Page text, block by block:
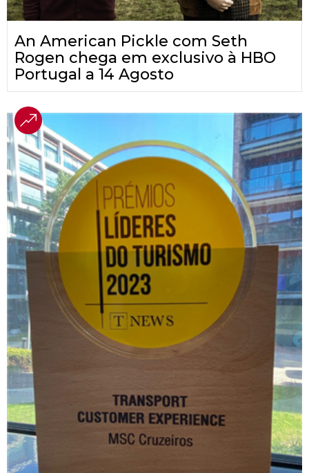
An American Pickle com Seth
Rogen chega em exclusivo à HBO
Portugal a 14 Agosto